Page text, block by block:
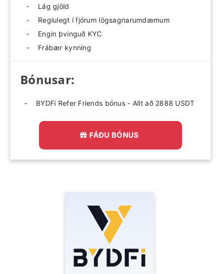
Lág gjöld
Reglulegt í fjórum lögsagnarumdæmum
Engin þvinguð KYC
Frábær kynning
Bónusar:
BYDFi Refer Friends bónus - Allt að 2888 USDT
FÁÐU BÓNUS